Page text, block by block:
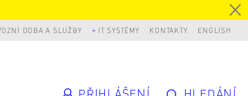
DOBA A SLUŽBY IT SYSTÉMY KONTAKTY ENGLISH